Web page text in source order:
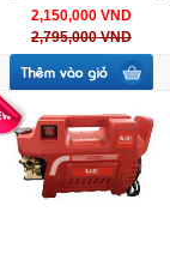
2,150,000 VND
2,795,000 VND